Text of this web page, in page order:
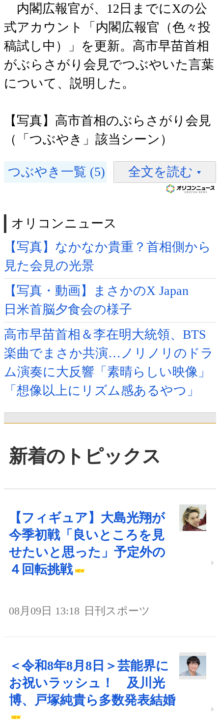
内閣広報官が、12日までにXの公
式アカウント「内閣広報官（色々投
稿試し中）」を更新。高市早苗首相
がぶらさがり会見でつぶやいた言葉
について、説明した。
【写真】高市首相のぶらさがり会見
（「つぶやき」該当シーン）
つぶやき一覧 (5) 全文を読む
オリコンニュース
【写真】なかなか貴重？首相側から
見た会見の光景
【写真・動画】まさかのX Japan
日米首脳夕食会の様子
高市早苗首相＆李在明大統領、BTS
楽曲でまさか共演…ノリノリのドラ
ム演奏に大反響「素晴らしい映像」
「想像以上にリズム感あるやつ」
新着のトピックス
【フィギュア】大島光翔が
今季初戦「良いところを見
せたいと思った」予定外の
４回転挑戦
08月09日 13:18 日刊スポーツ
＜令和8年8月8日＞芸能界に
お祝いラッシュ！ 及川光
博、戸塚純貴ら多数発表結婚